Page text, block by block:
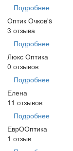
Подробнее
Оптик Очков's
3 отзыва
Подробнее
Люкс Оптика
0 отзывов
Подробнее
Елена
11 отзывов
Подробнее
ЕврООптика
1 отзыв